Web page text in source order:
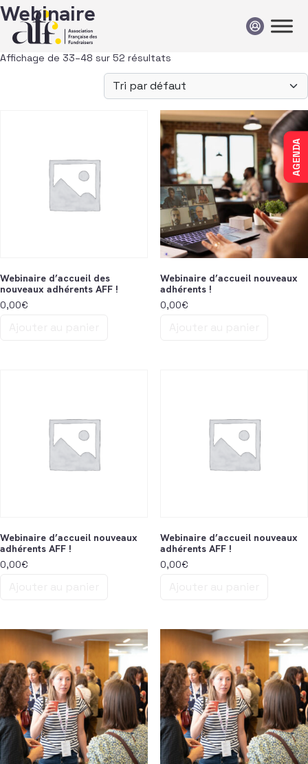
Passer au contenu
AGENDA
Webinaire
Affichage de 33–48 sur 52 résultats
Webinaire d’accueil des
nouveaux adhérents AFF !
0,00€
Webinaire d’accueil nouveaux
adhérents !
0,00€
Webinaire d’accueil nouveaux
adhérents AFF !
0,00€
Webinaire d’accueil nouveaux
adhérents AFF !
0,00€